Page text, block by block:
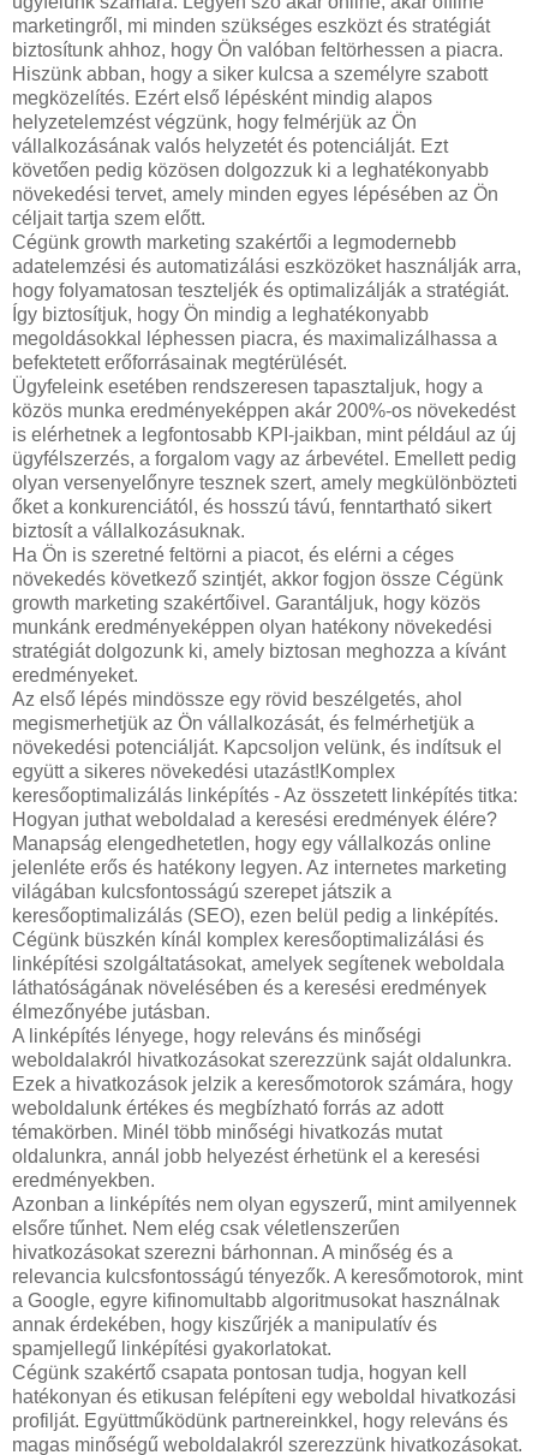
marketingről, mi minden szükséges eszközt és stratégiát
biztosítunk ahhoz, hogy Ön valóban feltörhessen a piacra.
Hiszünk abban, hogy a siker kulcsa a személyre szabott
megközelítés. Ezért első lépésként mindig alapos
helyzetelemzést végzünk, hogy felmérjük az Ön
vállalkozásának valós helyzetét és potenciálját. Ezt
követően pedig közösen dolgozzuk ki a leghatékonyabb
növekedési tervet, amely minden egyes lépésében az Ön
céljait tartja szem előtt.
Cégünk growth marketing szakértői a legmodernebb
adatelemzési és automatizálási eszközöket használják arra,
hogy folyamatosan teszteljék és optimalizálják a stratégiát.
Így biztosítjuk, hogy Ön mindig a leghatékonyabb
megoldásokkal léphessen piacra, és maximalizálhassa a
befektetett erőforrásainak megtérülését.
Ügyfeleink esetében rendszeresen tapasztaljuk, hogy a
közös munka eredményeképpen akár 200%-os növekedést
is elérhetnek a legfontosabb KPI-jaikban, mint például az új
ügyfélszerzés, a forgalom vagy az árbevétel. Emellett pedig
olyan versenyelőnyre tesznek szert, amely megkülönbözteti
őket a konkurenciától, és hosszú távú, fenntartható sikert
biztosít a vállalkozásuknak.
Ha Ön is szeretné feltörni a piacot, és elérni a céges
növekedés következő szintjét, akkor fogjon össze Cégünk
growth marketing szakértőivel. Garantáljuk, hogy közös
munkánk eredményeképpen olyan hatékony növekedési
stratégiát dolgozunk ki, amely biztosan meghozza a kívánt
eredményeket.
Az első lépés mindössze egy rövid beszélgetés, ahol
megismerhetjük az Ön vállalkozását, és felmérhetjük a
növekedési potenciálját. Kapcsoljon velünk, és indítsuk el
együtt a sikeres növekedési utazást!Komplex
keresőoptimalizálás linképítés - Az összetett linképítés titka:
Hogyan juthat weboldalad a keresési eredmények élére?
Manapság elengedhetetlen, hogy egy vállalkozás online
jelenléte erős és hatékony legyen. Az internetes marketing
világában kulcsfontosságú szerepet játszik a
keresőoptimalizálás (SEO), ezen belül pedig a linképítés.
Cégünk büszkén kínál komplex keresőoptimalizálási és
linképítési szolgáltatásokat, amelyek segítenek weboldala
láthatóságának növelésében és a keresési eredmények
élmezőnyébe jutásban.
A linképítés lényege, hogy releváns és minőségi
weboldalakról hivatkozásokat szerezzünk saját oldalunkra.
Ezek a hivatkozások jelzik a keresőmotorok számára, hogy
weboldalunk értékes és megbízható forrás az adott
témakörben. Minél több minőségi hivatkozás mutat
oldalunkra, annál jobb helyezést érhetünk el a keresési
eredményekben.
Azonban a linképítés nem olyan egyszerű, mint amilyennek
elsőre tűnhet. Nem elég csak véletlenszerűen
hivatkozásokat szerezni bárhonnan. A minőség és a
relevancia kulcsfontosságú tényezők. A keresőmotorok, mint
a Google, egyre kifinomultabb algoritmusokat használnak
annak érdekében, hogy kiszűrjék a manipulatív és
spamjellegű linképítési gyakorlatokat.
Cégünk szakértő csapata pontosan tudja, hogyan kell
hatékonyan és etikusan felépíteni egy weboldal hivatkozási
profilját. Együttműködünk partnereinkkel, hogy releváns és
magas minőségű weboldalakról szerezzünk hivatkozásokat.